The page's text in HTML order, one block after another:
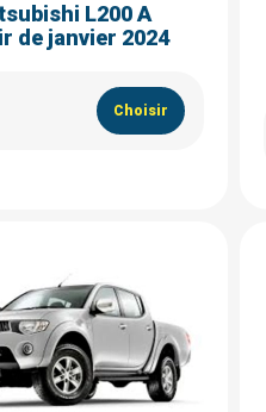
L200 A
de janvier 2024
Choisir